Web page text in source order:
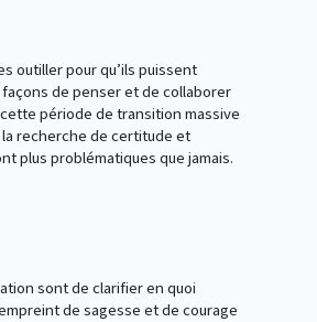
outiller pour qu’ils puissent
de penser et de collaborer
période de transition massive
recherche de certitude et
plus problématiques que jamais.
sont de clarifier en quoi
de sagesse et de courage